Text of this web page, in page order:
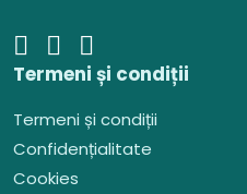
Termeni și condiții
Termeni și condiții
Confidențialitate
Cookies